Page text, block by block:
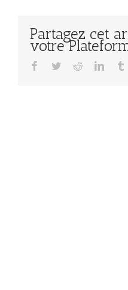
Partagez cet
votre
Facebook
TwitterReddit